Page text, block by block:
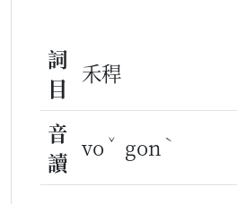
詞
目
禾稈
音
讀
vo ˇ gon ˋ